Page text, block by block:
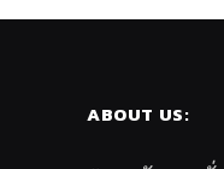
ABOUT US: